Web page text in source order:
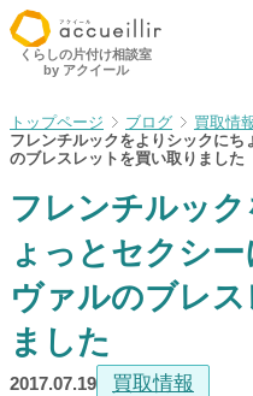
内
容
キ
ッ
くらしの片付け相談室
by アクイール
ブログ
買取情
フレンチルックをよりシックに
のブレスレットを買い取りました
フレンチルッ
ょっとセクシ
ヴァルのブレ
ました
2017.07.19 買取情報